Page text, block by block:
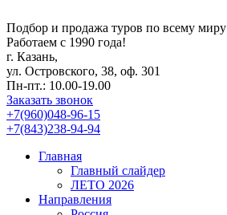
Подбор и продажа туров по всему миру
Работаем с 1990 года!
г. Казань,
ул. Островского, 38, оф. 301
Пн-пт.: 10.00-19.00
Заказать звонок
+7(960)048-96-15
+7(843)238-94-94
Главная
Главный слайдер
ЛЕТО 2026
Направления